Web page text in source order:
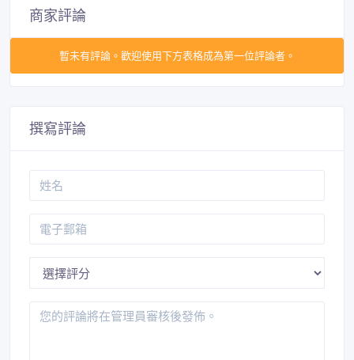
商家評論
暫未有評論。歡迎使用下方表格成為第一位評論者。
撰寫評論